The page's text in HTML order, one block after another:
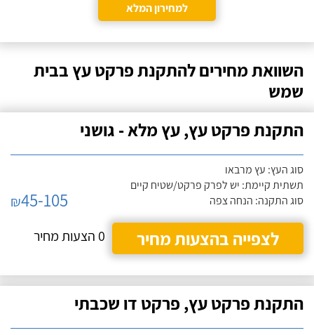
למחירון המלא
השוואת מחירים להתקנת פרקט עץ בבית
שמש
התקנת פרקט עץ, עץ מלא - גושני
סוג העץ: עץ מרבאו
תשתית קיימת: יש לפרק פרקט/שטיח קיים
סוג התקנה: הנחה צפה
₪45-105
לצפייה בהצעות מחיר
0 הצעות מחיר
התקנת פרקט עץ, פרקט דו שכבתי